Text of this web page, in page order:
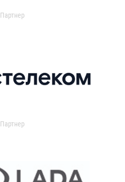
Партнер
Партнер